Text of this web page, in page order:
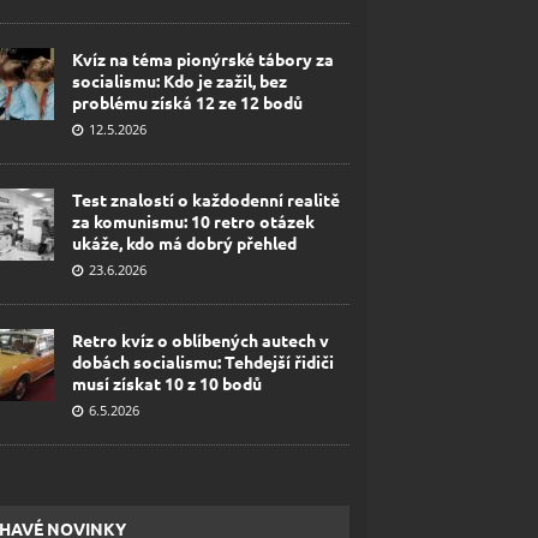
Kvíz na téma pionýrské tábory za
socialismu: Kdo je zažil, bez
problému získá 12 ze 12 bodů
12.5.2026
Test znalostí o každodenní realitě
za komunismu: 10 retro otázek
ukáže, kdo má dobrý přehled
23.6.2026
Retro kvíz o oblíbených autech v
dobách socialismu: Tehdejší řidiči
musí získat 10 z 10 bodů
6.5.2026
NOVINKY